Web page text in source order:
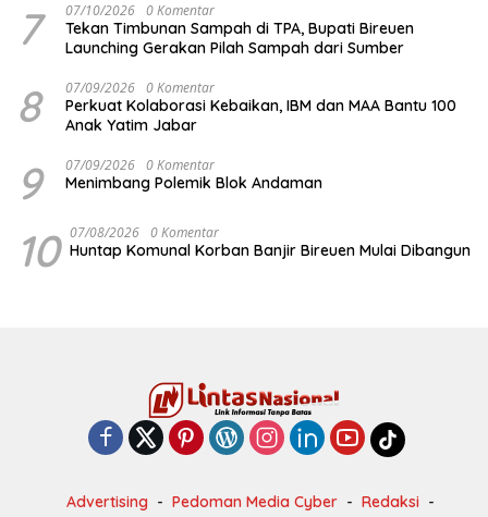
7 07/10/2026 0 Komentar
Tekan Timbunan Sampah di TPA, Bupati Bireuen
Launching Gerakan Pilah Sampah dari Sumber
8 07/09/2026 0 Komentar
Perkuat Kolaborasi Kebaikan, IBM dan MAA Bantu 100
Anak Yatim Jabar
9 07/09/2026 0 Komentar
Menimbang Polemik Blok Andaman
10 07/08/2026 0 Komentar
Huntap Komunal Korban Banjir Bireuen Mulai Dibangun
Advertising Pedoman Media Cyber
Redaksi